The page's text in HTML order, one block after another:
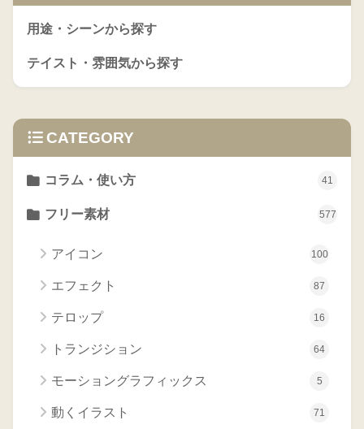
用途・シーンから探す
テイスト・雰囲気から探す
CATEGORY
コラム・使い方 41
フリー素材 577
アイコン 100
エフェクト 87
テロップ 16
トランジション 64
モーショングラフィックス 5
動くイラスト 71